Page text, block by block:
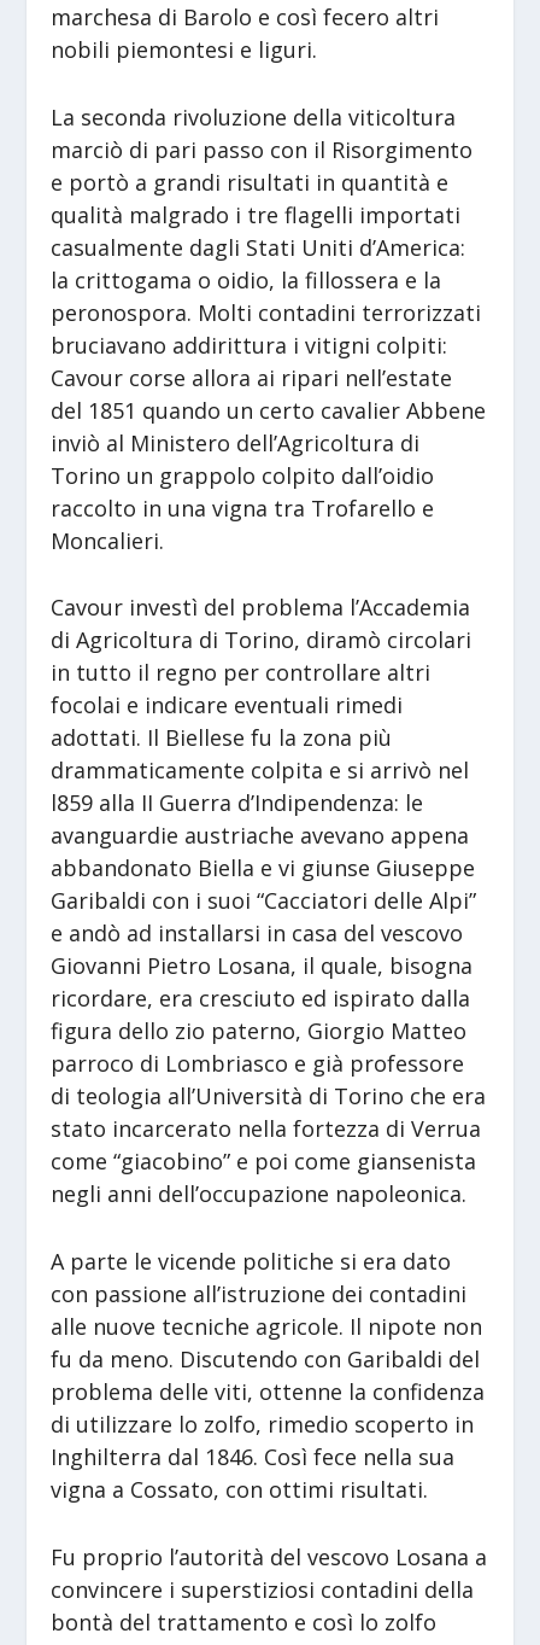
marchesa di Barolo e così fecero altri
nobili piemontesi e liguri.
La seconda rivoluzione della viticoltura
marciò di pari passo con il Risorgimento
e portò a grandi risultati in quantità e
qualità malgrado i tre flagelli importati
casualmente dagli Stati Uniti d’America:
la crittogama o oidio, la fillossera e la
peronospora. Molti contadini terrorizzati
bruciavano addirittura i vitigni colpiti:
Cavour corse allora ai ripari nell’estate
del 1851 quando un certo cavalier Abbene
inviò al Ministero dell’Agricoltura di
Torino un grappolo colpito dall’oidio
raccolto in una vigna tra Trofarello e
Moncalieri.
Cavour investì del problema l’Accademia
di Agricoltura di Torino, diramò circolari
in tutto il regno per controllare altri
focolai e indicare eventuali rimedi
adottati. Il Biellese fu la zona più
drammaticamente colpita e si arrivò nel
l859 alla II Guerra d’Indipendenza: le
avanguardie austriache avevano appena
abbandonato Biella e vi giunse Giuseppe
Garibaldi con i suoi “Cacciatori delle Alpi”
e andò ad installarsi in casa del vescovo
Giovanni Pietro Losana, il quale, bisogna
ricordare, era cresciuto ed ispirato dalla
figura dello zio paterno, Giorgio Matteo
parroco di Lombriasco e già professore
di teologia all’Università di Torino che era
stato incarcerato nella fortezza di Verrua
come “giacobino” e poi come giansenista
negli anni dell’occupazione napoleonica.
A parte le vicende politiche si era dato
con passione all’istruzione dei contadini
alle nuove tecniche agricole. Il nipote non
fu da meno. Discutendo con Garibaldi del
problema delle viti, ottenne la confidenza
di utilizzare lo zolfo, rimedio scoperto in
Inghilterra dal 1846. Così fece nella sua
vigna a Cossato, con ottimi risultati.
Fu proprio l’autorità del vescovo Losana a
convincere i superstiziosi contadini della
bontà del trattamento e così lo zolfo